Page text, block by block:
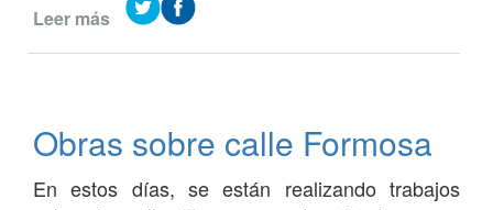
Leer más de
Obras sobre calle Formosa
En estos días, se están realizando trabajos